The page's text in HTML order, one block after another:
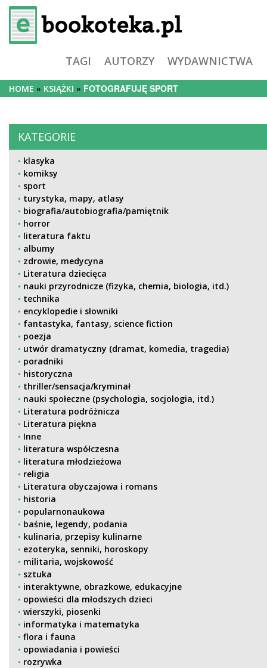
TAGI AUTORZY WYDAWNICTWA
HOME KSIĄŻKI FOTOGRAFUJĘ SPORT
KATEGORIE
klasyka
komiksy
sport
turystyka, mapy, atlasy
biografia/autobiografia/pamiętnik
horror
literatura faktu
albumy
zdrowie, medycyna
Literatura dziecięca
nauki przyrodnicze (fizyka, chemia, biologia, itd.)
technika
encyklopedie i słowniki
fantastyka, fantasy, science fiction
poezja
utwór dramatyczny (dramat, komedia, tragedia)
poradniki
historyczna
thriller/sensacja/kryminał
nauki społeczne (psychologia, socjologia, itd.)
Literatura podróżnicza
Literatura piękna
Inne
literatura współczesna
literatura młodzieżowa
religia
Literatura obyczajowa i romans
historia
popularnonaukowa
baśnie, legendy, podania
kulinaria, przepisy kulinarne
ezoteryka, senniki, horoskopy
militaria, wojskowość
sztuka
interaktywne, obrazkowe, edukacyjne
opowieści dla młodszych dzieci
wierszyki, piosenki
informatyka i matematyka
flora i fauna
opowiadania i powieści
rozrywka